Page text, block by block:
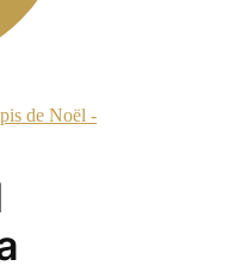
de Noël -